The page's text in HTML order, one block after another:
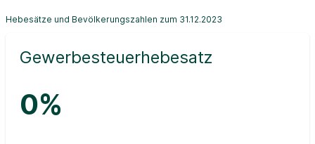
Hebesätze und Bevölkerungszahlen zum 31.12.2023
Gewerbesteuerhebesatz
0%